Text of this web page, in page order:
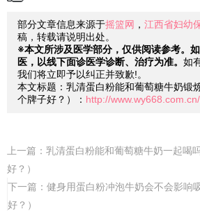
部分文章信息来源于摇篮网 ， 江西省妇幼
稿，转载请说明出处。
※本文所涉及医学部分，仅供阅读参考。
医，以线下面诊医学诊断、治疗为准。 如
我们将立即予以纠正并致歉!。
本文标题：乳清蛋白粉能和葡萄糖牛奶锻
个牌子好？）： http://
上一篇： 乳清蛋白粉能和葡萄糖牛奶一起喝
好？）
下一篇： 健身用蛋白粉冲泡牛奶会不会影响
好？）